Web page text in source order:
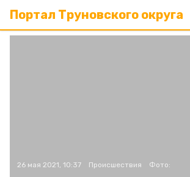
Портал Труновского округа
26 мая 2021, 10:37 Происшествия Фото: